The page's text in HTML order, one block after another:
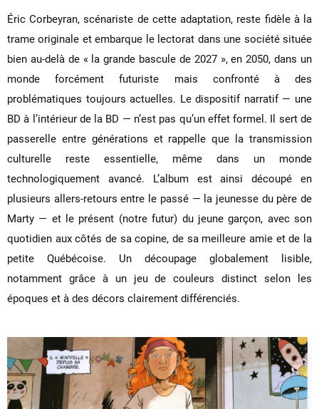
Éric Corbeyran, scénariste de cette adaptation, reste fidèle à la
trame originale et embarque le lectorat dans une société située
bien au-delà de « la grande bascule de 2027 », en 2050, dans un
monde forcément futuriste mais confronté à des
problématiques toujours actuelles. Le dispositif narratif — une
BD à l’intérieur de la BD — n’est pas qu’un effet formel. Il sert de
passerelle entre générations et rappelle que la transmission
culturelle reste essentielle, même dans un monde
technologiquement avancé. L’album est ainsi découpé en
plusieurs allers-retours entre le passé — la jeunesse du père de
Marty — et le présent (notre futur) du jeune garçon, avec son
quotidien aux côtés de sa copine, de sa meilleure amie et de la
petite Québécoise. Un découpage globalement lisible,
notamment grâce à un jeu de couleurs distinct selon les
époques et à des décors clairement différenciés.